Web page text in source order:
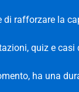
rafforzare la
quiz e
ha una